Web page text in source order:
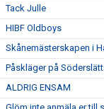
Tack Julle
HIBF Oldboys
Skånemästerskapen i
Påskläger på
ALDRIG ENSAM